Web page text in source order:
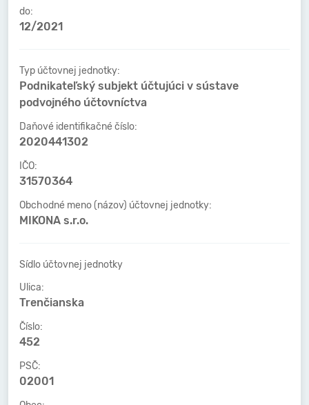
do:
12/2021
Typ účtovnej jednotky:
Podnikateľský subjekt účtujúci v sústave
podvojného účtovníctva
Daňové identifikačné číslo:
2020441302
IČO:
31570364
Obchodné meno (názov) účtovnej jednotky:
MIKONA s.r.o.
Sídlo účtovnej jednotky
Ulica:
Trenčianska
Číslo:
452
PSČ:
02001